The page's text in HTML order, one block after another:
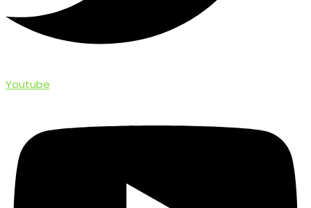
Youtube